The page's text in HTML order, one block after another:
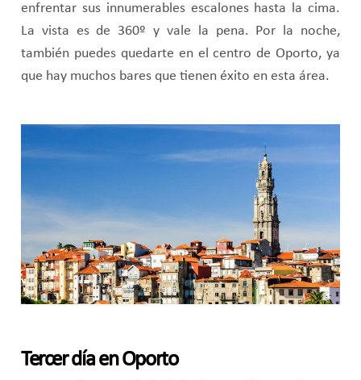
enfrentar sus innumerables escalones hasta la cima.
La vista es de 360º y vale la pena. Por la noche,
también puedes quedarte en el centro de Oporto, ya
que hay muchos bares que tienen éxito en esta área.
Tercer día en Oporto